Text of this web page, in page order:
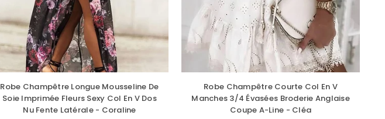
Robe Champêtre Longue Mousseline De
Soie Imprimée Fleurs Sexy Col En V Dos
Nu Fente Latérale - Coraline
Robe Champêtre Courte Col En V
Manches 3/4 Évasées Broderie Anglaise
Coupe A-Line - Cléa